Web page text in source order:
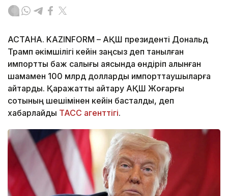
АСТАНА. KAZINFORM – АҚШ президенті Дональд
Трамп әкімшілігі кейін заңсыз деп танылған
импорттық баж салығы аясында өндіріп алынған
шамамен 100 млрд долларды импорттаушыларға
қайтарды. Қаражатты қайтару АҚШ Жоғарғы
сотының шешімінен кейін басталды, деп
хабарлайды ТАСС агенттігі.